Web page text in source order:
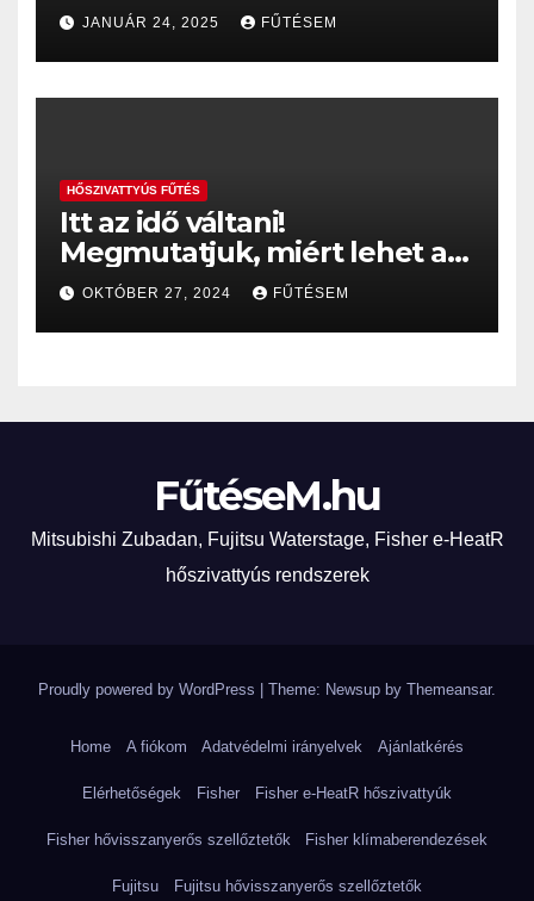
JANUÁR 24, 2025 FŰTÉSEM
HŐSZIVATTYÚS FŰTÉS
Itt az idő váltani!
Megmutatjuk, miért lehet a
hőszivattyú a gázkazán
helyett sokkal jobb választás
– akár 35%, vagy 60%-os
OKTÓBER 27, 2024 FŰTÉSEM
FűtéseM.hu
Mitsubishi Zubadan, Fujitsu Waterstage, Fisher e-HeatR
hőszivattyús rendszerek
Proudly powered by WordPress Theme: Newsup by Themeansar.
Home A fiókom Adatvédelmi irányelvek Ajánlatkérés
Elérhetőségek Fisher Fisher e-HeatR hőszivattyúk
Fisher hővisszanyerős szellőztetők Fisher klímaberendezések
Fujitsu Fujitsu hővisszanyerős szellőztetők